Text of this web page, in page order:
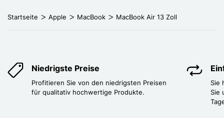
Startseite Apple MacBook MacBook Air 13 Zoll
Niedrigste Preise
Profitieren Sie von den niedrigsten Preisen
für qualitativ hochwertige Produkte.
Sie
Sie